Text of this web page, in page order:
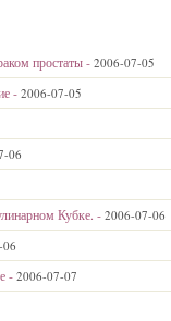
простаты - 2006-07-05
- 2006-07-05
06
Кубке. - 2006-07-06
- 2006-07-07